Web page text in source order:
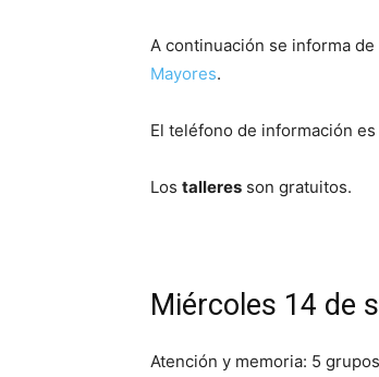
A continuación se informa
Mayores.
El teléfono de información es
Los talleres son gratuitos.
Miércoles 14 de
Atención y memoria: 5